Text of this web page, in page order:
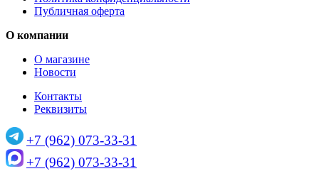
Публичная оферта
О компании
О магазине
Новости
Контакты
Реквизиты
+7 (962) 073-33-31
+7 (962) 073-33-31